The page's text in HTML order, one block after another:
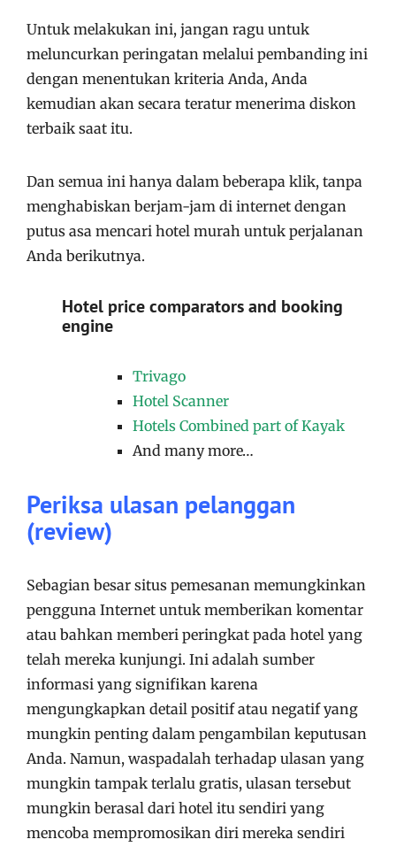
Untuk melakukan ini, jangan ragu untuk
meluncurkan peringatan melalui pembanding ini
dengan menentukan kriteria Anda, Anda
kemudian akan secara teratur menerima diskon
terbaik saat itu.
Dan semua ini hanya dalam beberapa klik, tanpa
menghabiskan berjam-jam di internet dengan
putus asa mencari hotel murah untuk perjalanan
Anda berikutnya.
Hotel price comparators and booking
engine
Trivago
Hotel Scanner
Hotels Combined part of Kayak
And many more…
Periksa ulasan pelanggan
(review)
Sebagian besar situs pemesanan memungkinkan
pengguna Internet untuk memberikan komentar
atau bahkan memberi peringkat pada hotel yang
telah mereka kunjungi. Ini adalah sumber
informasi yang signifikan karena
mengungkapkan detail positif atau negatif yang
mungkin penting dalam pengambilan keputusan
Anda. Namun, waspadalah terhadap ulasan yang
mungkin tampak terlalu gratis, ulasan tersebut
mungkin berasal dari hotel itu sendiri yang
mencoba mempromosikan diri mereka sendiri